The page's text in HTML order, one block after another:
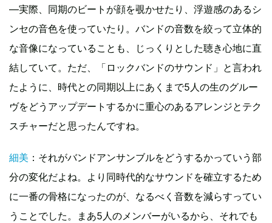
―実際、同期のビートが顔を覗かせたり、浮遊感のあるシ
ンセの音色を使っていたり。バンドの音数を絞って立体的
な音像になっていることも、じっくりとした聴き心地に直
結していて。ただ、「ロックバンドのサウンド」と言われ
たように、時代との同期以上にあくまで5人の生のグルー
ヴをどうアップデートするかに重心のあるアレンジとテク
スチャーだと思ったんですね。
細美 ：それがバンドアンサンブルをどうするかっていう部
分の変化だよね。より同時代的なサウンドを確立するため
に一番の骨格になったのが、なるべく音数を減らすってい
うことでした。まあ5人のメンバーがいるから、それでも